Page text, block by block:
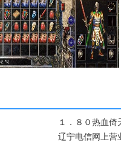
１．８０热血
辽宁电信网上